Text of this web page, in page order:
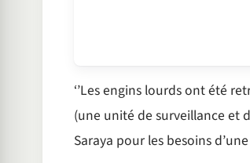
‘’Les engins lourds ont été
(une unité de surveillance et
Saraya pour les besoins